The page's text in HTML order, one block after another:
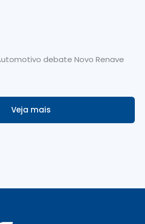
debate Novo Renave
Veja mais